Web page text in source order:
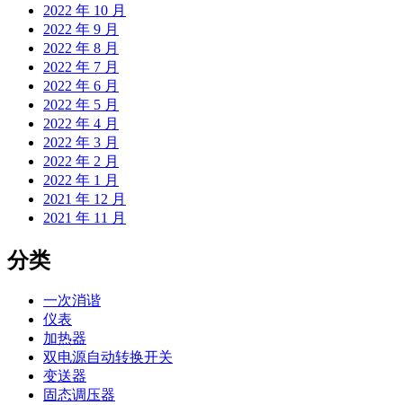
2022 年 10 月
2022 年 9 月
2022 年 8 月
2022 年 7 月
2022 年 6 月
2022 年 5 月
2022 年 4 月
2022 年 3 月
2022 年 2 月
2022 年 1 月
2021 年 12 月
2021 年 11 月
分类
一次消谐
仪表
加热器
双电源自动转换开关
变送器
固态调压器